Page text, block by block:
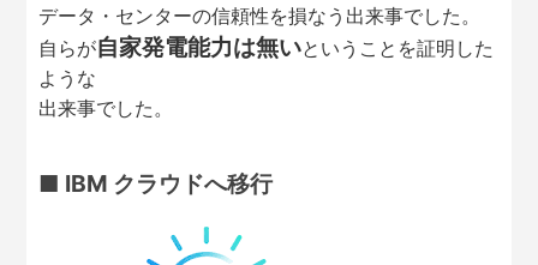
データ・センターの信頼性を損なう出来事でした。
自らが自家発電能力は無いということを証明した
ような
出来事でした。
■ IBM クラウドへ移行